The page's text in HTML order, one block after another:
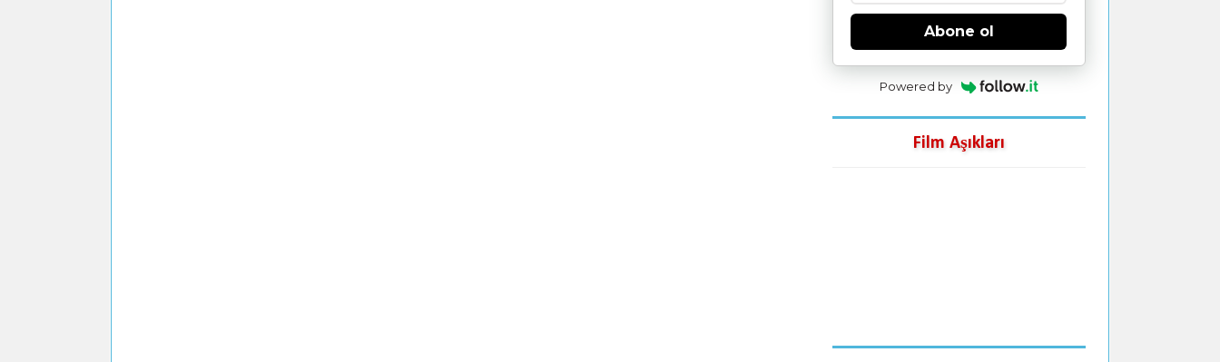
Abone ol
Powered by
Film Aşıkları